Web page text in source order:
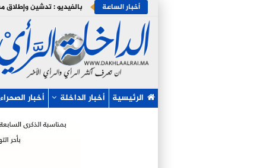
أخبار الساعة
الرئيسية أخبار الداخلة أخبار الصحراء